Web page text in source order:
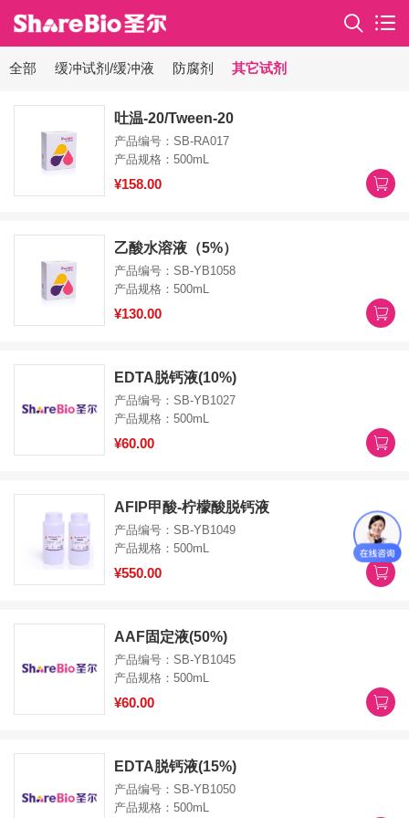
全部 缓冲试剂/缓冲液 防腐剂 其它试剂
吐温-20/Tween-20
产品编号：SB-RA017
产品规格：500mL
¥158.00
乙酸水溶液（5%）
产品编号：SB-YB1058
产品规格：500mL
¥130.00
EDTA脱钙液(10%)
产品编号：SB-YB1027
产品规格：500mL
¥60.00
AFIP甲酸-柠檬酸脱钙液
产品编号：SB-YB1049
产品规格：500mL
¥550.00
AAF固定液(50%)
产品编号：SB-YB1045
产品规格：500mL
¥60.00
EDTA脱钙液(15%)
产品编号：SB-YB1050
产品规格：500mL